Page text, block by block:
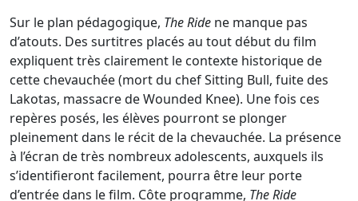
Sur le plan pédagogique, The Ride ne manque pas
d’atouts. Des surtitres placés au tout début du film
expliquent très clairement le contexte historique de
cette chevauchée (mort du chef Sitting Bull, fuite des
Lakotas, massacre de Wounded Knee). Une fois ces
repères posés, les élèves pourront se plonger
pleinement dans le récit de la chevauchée. La présence
à l’écran de très nombreux adolescents, auxquels ils
s’identifieront facilement, pourra être leur porte
d’entrée dans le film. Côte programme, The Ride